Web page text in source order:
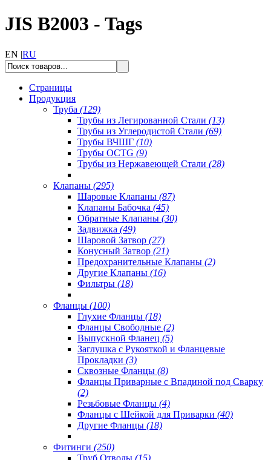
JIS B2003 - Tags
EN |RU
Страницы
Продукция
Труба (129)
Трубы из Легированной Стали (13)
Трубы из Углеродистой Стали (69)
Трубы ВЧШГ (10)
Трубы OCTG (9)
Трубы из Нержавеющей Стали (28)
Клапаны (295)
Шаровые Клапаны (87)
Клапаны Бабочка (45)
Обратные Клапаны (30)
Задвижка (49)
Шаровой Затвор (27)
Конусный Затвор (21)
Предохранительные Клапаны (2)
Другие Клапаны (16)
Фильтры (18)
Фланцы (100)
Глухие Фланцы (18)
Фланцы Свободные (2)
Выпускной Фланец (5)
Заглушка с Рукояткой и Фланцевые
Прокладки (3)
Сквозные Фланцы (8)
Фланцы Приварные с Впадиной под Сварку
(2)
Резьбовые Фланцы (4)
Фланцы с Шейкой для Приварки (40)
Другие Фланцы (18)
Фитинги (250)
Труб Отводы (15)